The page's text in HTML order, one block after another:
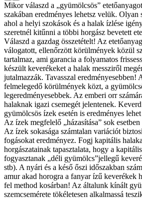
Mikor válaszd a „gyümölcsös”
szakában eredményes lehetsz velük. Olyan
ahol a helyi szokások és a halak ízlése
szeretnél kitűnni a többi horgász bevetett
Válaszd a gazdag összetételt! Az
válogatott, ellenőrzött körülmények közül
tartalmaz, ami garancia a folyamatos
készült keverékeket a halak messziről
jutalmazzák. Tavasszal eredményesebben!
felmelegedő körülmények közt, a
legeredményesebbek. Az emberi orr
halaknak igazi csemegét jelentenek.
gyümölcsös ízek esetén is eredményes
Az ízek megfelelő „házasítása” sok
Az ízek sokasága számtalan variációt
fogásokat eredményez. Fogj kapitális
horgászatainak tapasztalata, hogy a
fogyasztanak „déli gyümölcs”jellegű
stb). A nyári és a késő őszi időszakban
amur akad horogra a fanyar ízű keverékek
fel method kosárban! Az általunk kínált
szemcsemérete tökéletesen alkalmassá